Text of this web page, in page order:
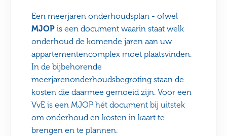
Een meerjaren onderhoudsplan - ofwel
MJOPis een document waarin staat welk
onderhoud de komende jaren aan uw
appartementencomplex moet plaatsvinden.
In de bijbehorende
meerjarenonderhoudsbegroting staan de
kosten die daarmee gemoeid zijn. Voor een
VvE is een MJOP hét document bij uitstek
om onderhoud en kosten in kaart te
brengen en te plannen.